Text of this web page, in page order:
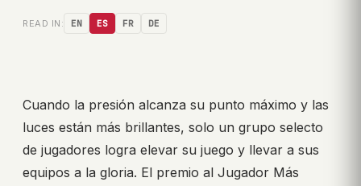
READ IN: EN ES FR DE
Cuando la presión alcanza su punto máximo y las
luces están más brillantes, solo un grupo selecto
de jugadores logra elevar su juego y llevar a sus
equipos a la gloria. El premio al Jugador Más